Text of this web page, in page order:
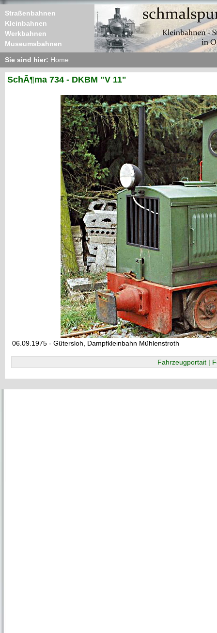
Straßenbahnen
Kleinbahnen
Werkbahnen
Museumsbahnen
Sie sind hier: Home
SchÃ¶ma 734 - DKBM "V 11"
06.09.1975 - Gütersloh, Dampfkleinbahn Mühlenstroth
Fahrzeugportait |